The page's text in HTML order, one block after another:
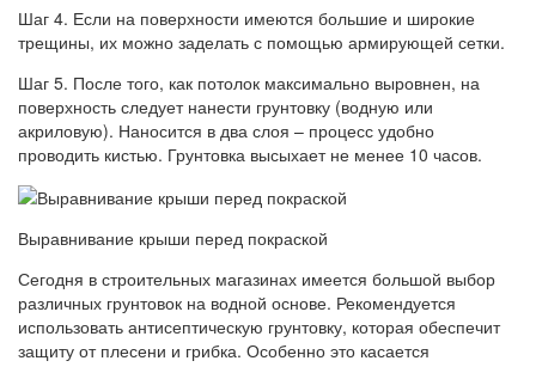
Шаг 4. Если на поверхности имеются большие и широкие
трещины, их можно заделать с помощью армирующей сетки.
Шаг 5. После того, как потолок максимально выровнен, на
поверхность следует нанести грунтовку (водную или
акриловую). Наносится в два слоя – процесс удобно
проводить кистью. Грунтовка высыхает не менее 10 часов.
Выравнивание крыши перед покраской
Сегодня в строительных магазинах имеется большой выбор
различных грунтовок на водной основе. Рекомендуется
использовать антисептическую грунтовку, которая обеспечит
защиту от плесени и грибка. Особенно это касается